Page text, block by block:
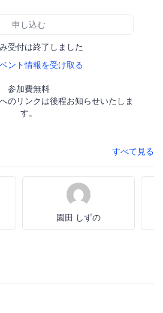
申し込む
受付は終了しました
ント情報を受け取る
参加費無料
のリンクは後程お知らせいたしま
す。
すべて見る
園田 しずの